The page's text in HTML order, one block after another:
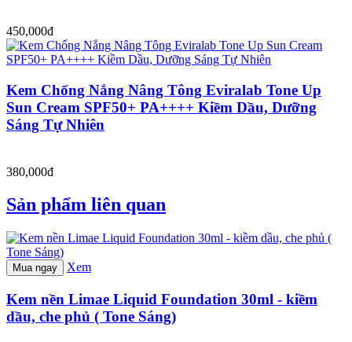
450,000đ
Kem Chống Nắng Nâng Tông Eviralab Tone Up
Sun Cream SPF50+ PA++++ Kiềm Dầu, Dưỡng
Sáng Tự Nhiên
380,000đ
Sản phẩm liên quan
Mua ngay Xem
Kem nền Limae Liquid Foundation 30ml - kiềm
dầu, che phủ ( Tone Sáng)